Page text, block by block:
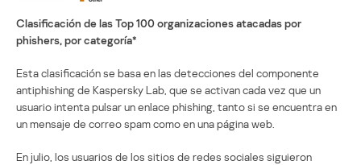
Clasificación de las Top 100 organizaciones atacadas por
phishers, por categoría*
Esta clasificación se basa en las detecciones del componente
antiphishing de Kaspersky Lab, que se activan cada vez que un
usuario intenta pulsar un enlace phishing, tanto si se encuentra en
un mensaje de correo spam como en una página web.
En julio, los usuarios de los sitios de redes sociales siguieron